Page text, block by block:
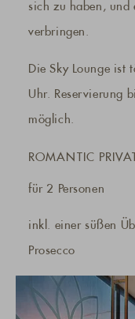
sich zu haben, und
verbringen.
Die Sky Lounge
Uhr. Reservierung
möglich.
ROMANTIC
für 2 Personen
inkl. einer süßen
Prosecco